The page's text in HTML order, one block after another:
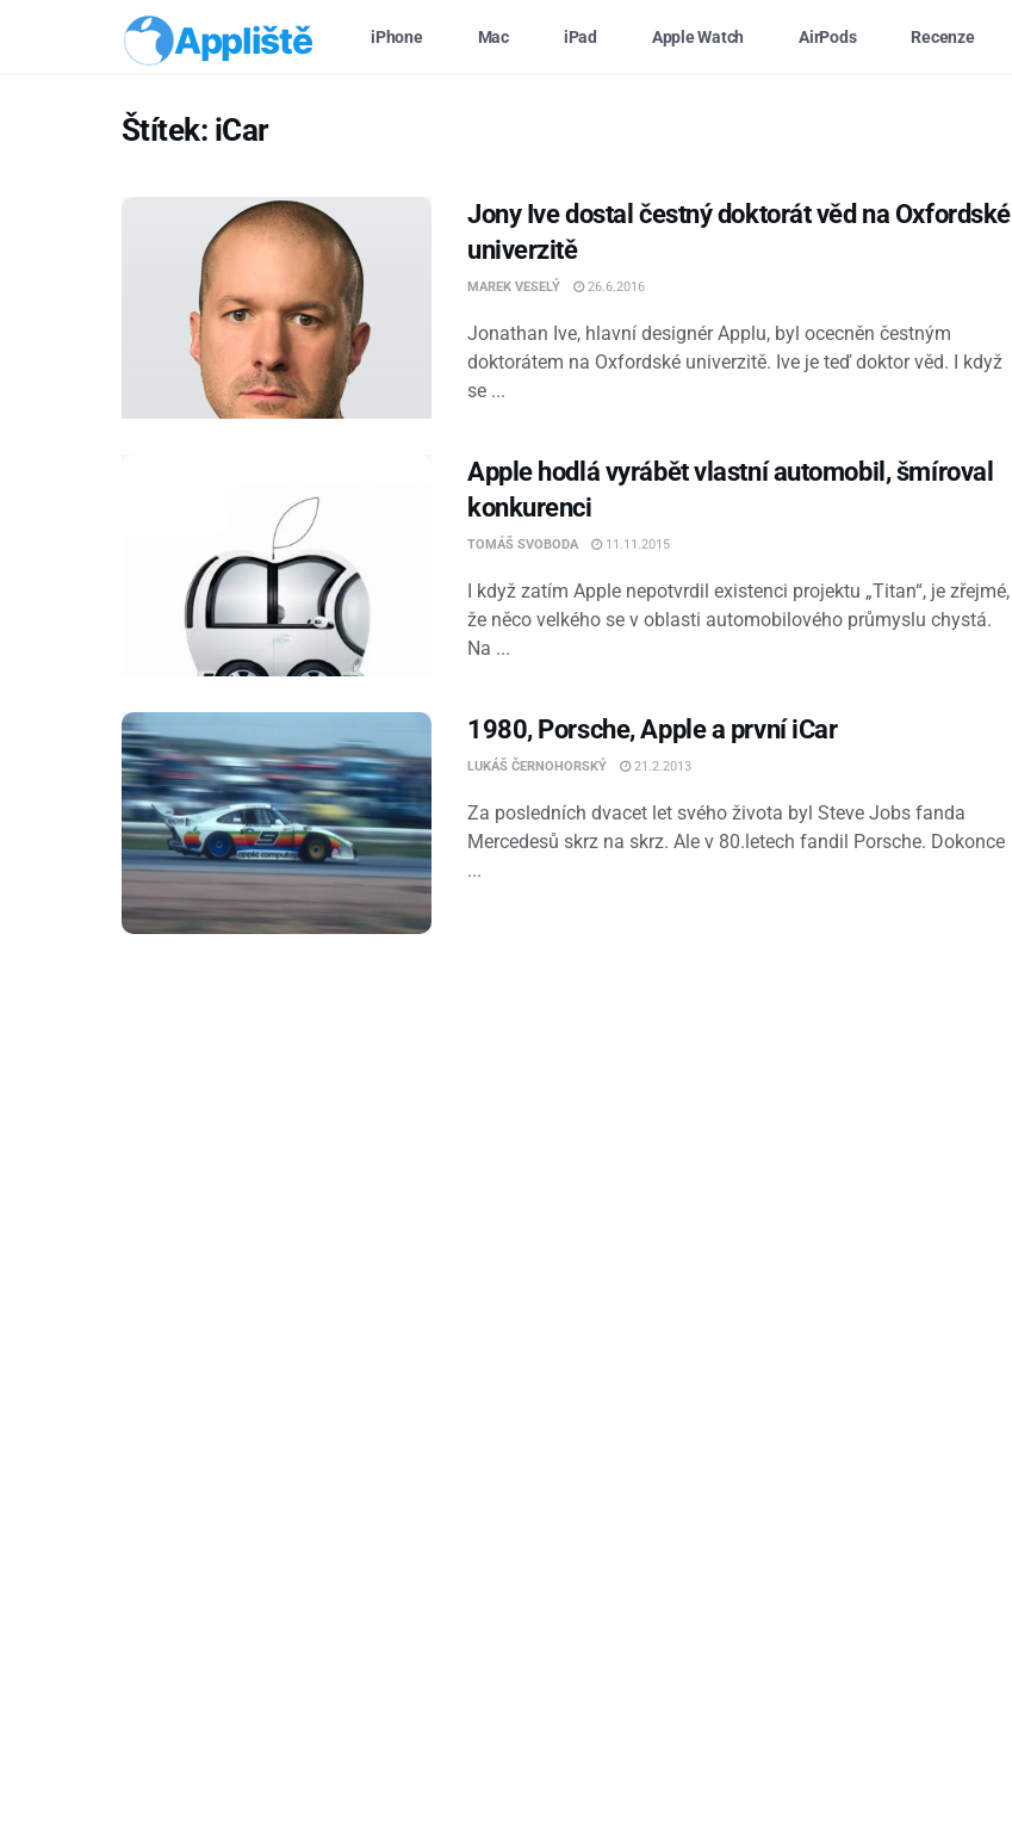
Appliště iPhone Mac iPad Apple Watch AirPods Recenze
Štítek: iCar
Jony Ive dostal čestný doktorát věd na Oxfordské
univerzitě
MAREK VESELÝ 26.6.2016
Jonathan Ive, hlavní designér Applu, byl ocecněn čestným
doktorátem na Oxfordské univerzitě. Ive je teď doktor věd. I když
se ...
Apple hodlá vyrábět vlastní automobil, šmíroval
konkurenci
TOMÁŠ SVOBODA 11.11.2015
I když zatím Apple nepotvrdil existenci projektu „Titan“, je zřejmé,
že něco velkého se v oblasti automobilového průmyslu chystá.
Na ...
1980, Porsche, Apple a první iCar
LUKÁŠ ČERNOHORSKÝ 21.2.2013
Za posledních dvacet let svého života byl Steve Jobs fanda
Mercedesů skrz na skrz. Ale v 80.letech fandil Porsche. Dokonce
...